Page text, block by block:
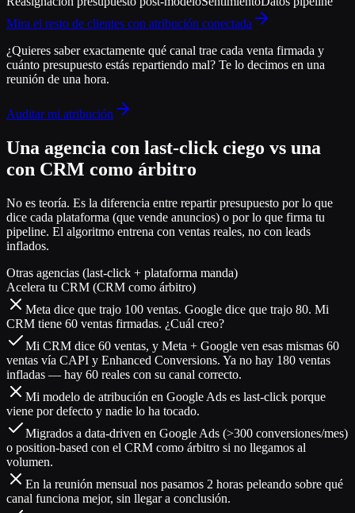
Mira el resto de clientes con atribución conectada
¿Quieres saber exactamente qué canal trae cada venta firmada y
cuánto presupuesto estás repartiendo mal? Te lo decimos en una
reunión de una hora.
Auditar mi atribución
Una agencia con last-click ciego vs una
con CRM como árbitro
No es teoría. Es la diferencia entre repartir presupuesto por lo que
dice cada plataforma (que vende anuncios) o por lo que firma tu
pipeline. El algoritmo entrena con ventas reales, no con leads
inflados.
Otras agencias (last-click + plataforma manda)
Acelera tu CRM (CRM como árbitro)
Meta dice que trajo 100 ventas. Google dice que trajo 80. Mi
CRM tiene 60 ventas firmadas. ¿Cuál creo?
Mi CRM dice 60 ventas, y Meta + Google ven esas mismas 60
ventas vía CAPI y Enhanced Conversions. Ya no hay 180 ventas
infladas — hay 60 reales con su canal correcto.
Mi modelo de atribución en Google Ads es last-click porque
viene por defecto y nadie lo ha tocado.
Migrados a data-driven en Google Ads (>300 conversiones/mes)
o position-based con el CRM como árbitro si no llegamos al
volumen.
En la reunión mensual nos pasamos 2 horas peleando sobre qué
canal funciona mejor, sin llegar a conclusión.